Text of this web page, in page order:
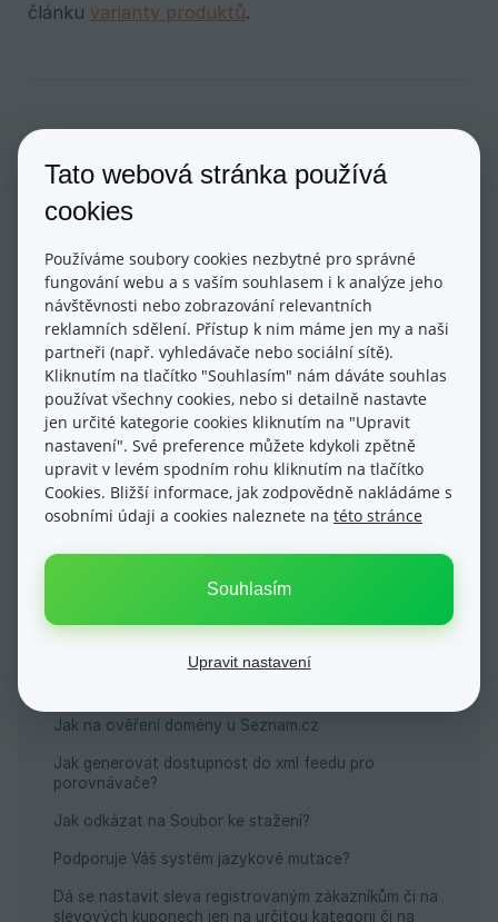
Nejčastější dotazy
Jak vytvořit písemný nebo obrázkový odkaz?
Google po mně chce, abych provedl ověření
Jak na ověření domény u Seznam.cz
Jak generovat dostupnost do xml feedu pro
porovnávače?
Jak odkázat na Soubor ke stažení?
Podporuje Váš systém jazykové mutace?
Dá se nastavit sleva registrovaným zákazníkům či na
slevových kuponech jen na určitou kategorii či na
článku varianty produktů.
Ano Ne
Tato webová stránka používá
cookies
Používáme soubory cookies nezbytné pro správné
fungování webu a s vaším souhlasem i k analýze jeho
návštěvnosti nebo zobrazování relevantních
reklamních sdělení. Přístup k nim máme jen my a naši
partneři (např. vyhledávače nebo sociální sítě).
Kliknutím na tlačítko "Souhlasím" nám dáváte souhlas
používat všechny cookies, nebo si detailně nastavte
jen určité kategorie cookies kliknutím na "Upravit
nastavení". Své preference můžete kdykoli zpětně
upravit v levém spodním rohu kliknutím na tlačítko
Cookies. Bližší informace, jak zodpovědně nakládáme s
osobními údaji a cookies naleznete na této stránce
Souhlasím
Upravit nastavení